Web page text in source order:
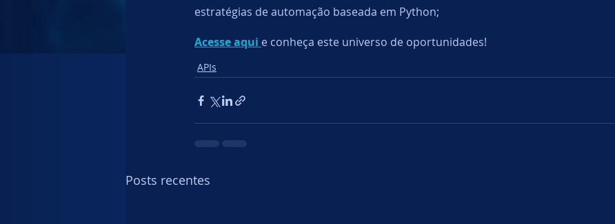
estratégias de automação baseada em Python;
Acesse aqui e conheça este universo de oportunidades!
APIs
Posts recentes